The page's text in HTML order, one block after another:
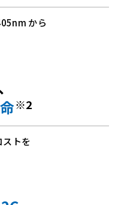
から
※2
ストを